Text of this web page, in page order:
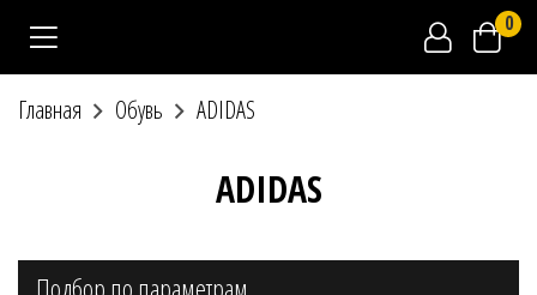
0
Главная Обувь ADIDAS
ADIDAS
Подбор по параметрам